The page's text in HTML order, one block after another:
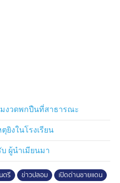
ยเป็นการดำเนินการตามขั้น
กลับกัมพูชา เมื่อเปิดประตูเล็ก
งวดพกปืนที่สาธารณะ
ยิงในโรงเรียน
ผู้นำเมียนมา
ตรี ข่าวปลอม
เปิดด่านชายแดน